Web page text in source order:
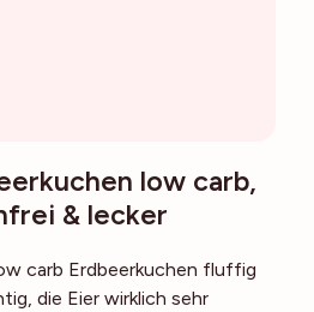
low carb,
& lecker
carb Erdbeerkuchen fluffig
die Eier wirklich sehr